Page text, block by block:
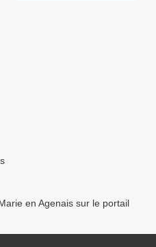
en Agenais sur le portail